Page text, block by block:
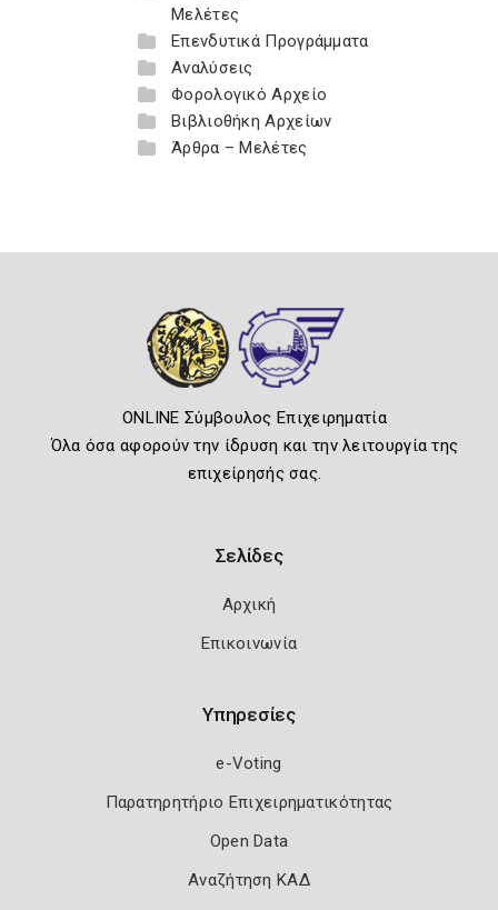
Μελέτες
Επενδυτικά Προγράμματα
Αναλύσεις
Φορολογικό Αρχείο
Βιβλιοθήκη Αρχείων
Άρθρα – Μελέτες
ONLINE Σύμβουλος Επιχειρηματία
Όλα όσα αφορούν την ίδρυση και την λειτουργία της
επιχείρησής σας.
Σελίδες
Αρχική
Επικοινωνία
Υπηρεσίες
e-Voting
Παρατηρητήριο Επιχειρηματικότητας
Open Data
Αναζήτηση ΚΑΔ